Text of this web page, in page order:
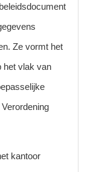
Ze vormt het
het vlak van
kantoor